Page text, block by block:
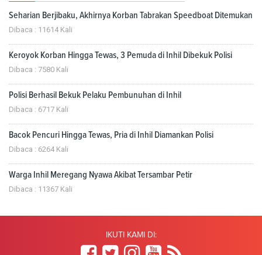
Seharian Berjibaku, Akhirnya Korban Tabrakan Speedboat Ditemukan
Dibaca : 11614 Kali
Keroyok Korban Hingga Tewas, 3 Pemuda di Inhil Dibekuk Polisi
Dibaca : 7580 Kali
Polisi Berhasil Bekuk Pelaku Pembunuhan di Inhil
Dibaca : 6717 Kali
Bacok Pencuri Hingga Tewas, Pria di Inhil Diamankan Polisi
Dibaca : 6264 Kali
Warga Inhil Meregang Nyawa Akibat Tersambar Petir
Dibaca : 11367 Kali
IKUTI KAMI DI: